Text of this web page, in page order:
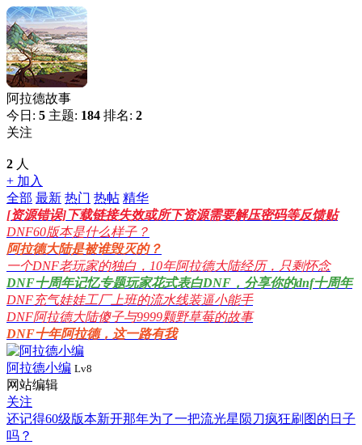
阿拉德故事
今日: 5 主题: 184 排名: 2
关注
2 人
+ 加入
全部 最新 热门 热帖 精华
[资源错误]下载链接失效或所下资源需要解压密码等反馈贴
DNF60版本是什么样子？
阿拉德大陆是被谁毁灭的？
一个DNF老玩家的独白，10年阿拉德大陆经历，只剩怀念
DNF十周年记忆专题玩家花式表白DNF，分享你的dnf十周年
DNF充气娃娃工厂上班的流水线装逼小能手
DNF阿拉德大陆傻子与9999颗野草莓的故事
DNF十年阿拉德，这一路有我
阿拉德小编 Lv8
网站编辑
关注
还记得60级版本新开那年为了一把流光星陨刀疯狂刷图的日子
吗？